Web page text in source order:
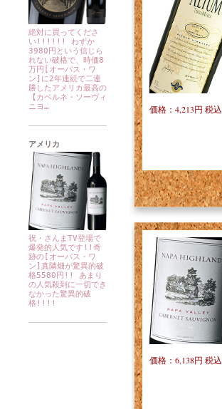
絶対に買ってくださ
い!!!!!! わずか
3980円という信じら
れない破格で、時価8
万円[オーパス・ワ
ン]に2年連続で二連
勝したアメリカ最高の
【カベルネ・ソーヴィ
ニヨ…
アメリカ
祝・さんまTV登場で
爆発的人気です!!奇
跡の[オーパス・ワ
ン]真隣畑が驚異的破
格5580円!! あまり
の人気殺到に一切でき
なかった驚異的破
格!!!!
価格：4,213円 税込
価格：6,138円 税込